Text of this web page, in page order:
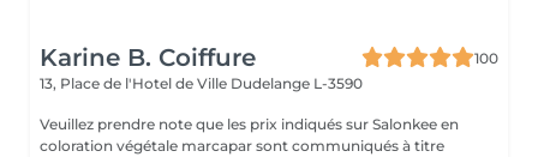
Karine B. Coiffure
100
13, Place de l'Hotel de Ville Dudelange L-3590
Veuillez prendre note que les prix indiqués sur Salonkee en
coloration végétale marcapar sont communiqués à titre